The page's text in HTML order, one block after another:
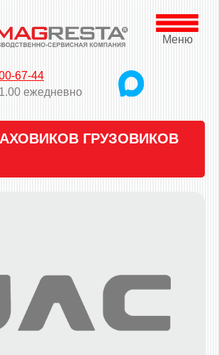
Меню
67-44
ежедневно
ГРУЗОВИКОВ